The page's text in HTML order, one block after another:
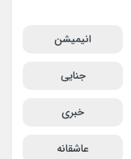
انیمیشن
جنایی
خبری
عاشقانه